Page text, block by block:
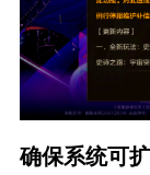
确保系统可